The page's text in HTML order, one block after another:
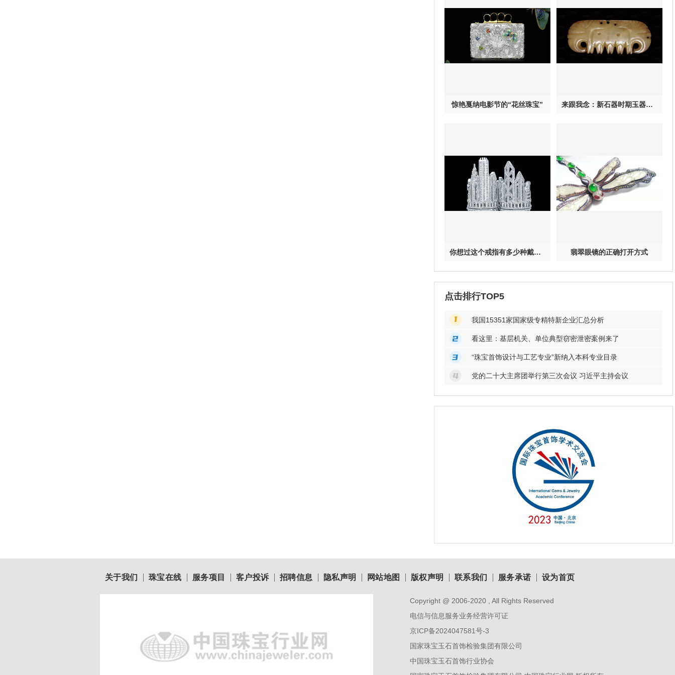
惊艳戛纳电影节的“花丝珠宝” 来跟我念：新石器时期玉器其实特神奇
你想过这个戒指有多少种戴法吗？ 翡翠眼镜的正确打开方式
点击排行TOP5
我国15351家国家级专精特新企业汇总分析
看这里：基层机关、单位典型窃密泄密案例来了
“珠宝首饰设计与工艺专业”新纳入本科专业目录
党的二十大主席团举行第三次会议 习近平主持会议
关于我们 珠宝在线 服务项目 客户投诉 招聘信息 隐私声明 网站地图 版权声明 联系我们 服务承诺 设为首页
Copyright @ 2006-2020 , All Rights Reserved
电信与信息服务业务经营许可证
京ICP备2024047581号-3
国家珠宝玉石首饰检验集团有限公司
中国珠宝玉石首饰行业协会